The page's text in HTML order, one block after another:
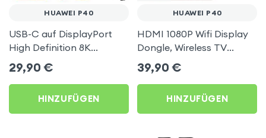
HUAWEI P40
USB-C auf DisplayPort
High Definition 8K
Videokabel, 1.8m, LinQ für
Huawei P40
29,90 €
HINZUFÜGEN
HUAWEI P40
HDMI 1080P Wifi Display
Dongle, Wireless TV
Display Adapter für
Huawei P40
39,90 €
HINZUFÜGEN